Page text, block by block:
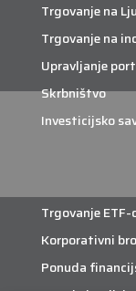
Trgovanje na
Trgovanje na
Upravljanje
Skrbništvo
Investicijsko
Trgovanje
Korporativni
Ponuda